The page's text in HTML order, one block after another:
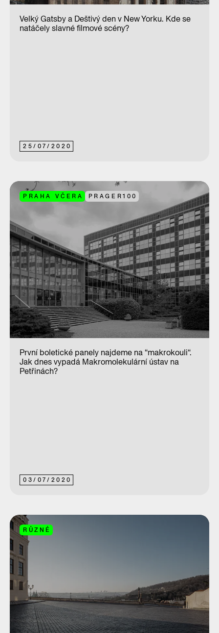
25/ 07/ 2020
Velký Gatsby a Deštivý den v New Yorku. Kde se
natáčely slavné filmové scény?
PRAHA VČERA PRAGER100
03/ 07/ 2020
První boletické panely najdeme na “makrokouli“.
Jak dnes vypadá Makromolekulární ústav na
Petřinách?
RŮZNÉ